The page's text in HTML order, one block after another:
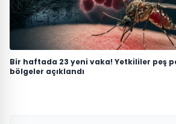
Bir haftada 23 yeni vaka! Yetkililer peş
bölgeler açıklandı